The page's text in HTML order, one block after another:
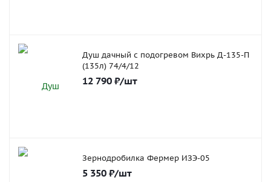
Душ дачный с подогревом Вихрь Д-135-П
(135л) 74/4/12
12 790 ₽/шт
Зернодробилка Фермер ИЗЭ-05
5 350 ₽/шт